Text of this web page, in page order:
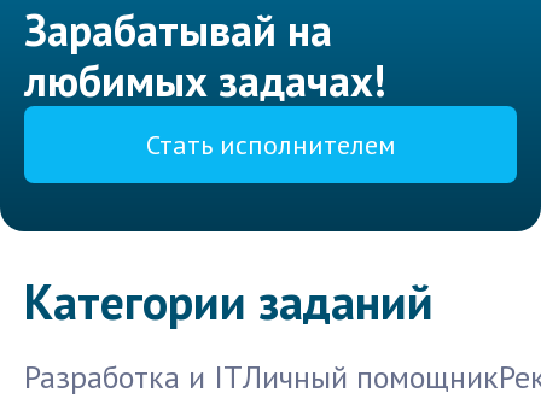
Зарабатывай на
любимых задачах!
Стать исполнителем
Категории заданий
Разработка и ITЛичный помощник